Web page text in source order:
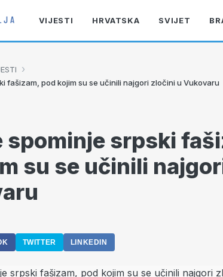
VIJESTI HRVATSKA SVIJET
›
fašizam, pod kojim su se učinili najgori zločini u Vukovaru
spominje srpski
su se učinili
TWITTER LINKEDIN